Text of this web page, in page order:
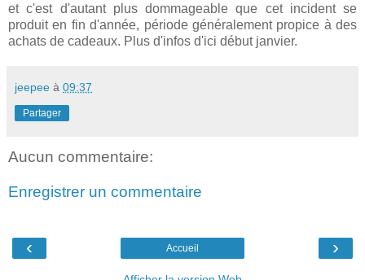
et c'est d'autant plus dommageable que cet incident se
produit en fin d'année, période généralement propice à des
achats de cadeaux. Plus d'infos d'ici début janvier.
jeepee à 09:37
Partager
Aucun commentaire:
Enregistrer un commentaire
‹ ›
Accueil